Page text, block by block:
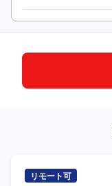
リモート可